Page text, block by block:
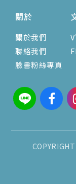
關於
關於我們
聯絡我們
臉書粉絲專頁